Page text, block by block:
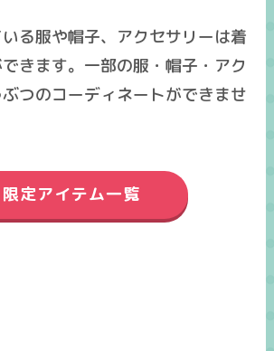
る服や帽子、アクセサリーは着
きます。一部の服・帽子・アク
つのコーディネートができませ
限定アイテム一覧